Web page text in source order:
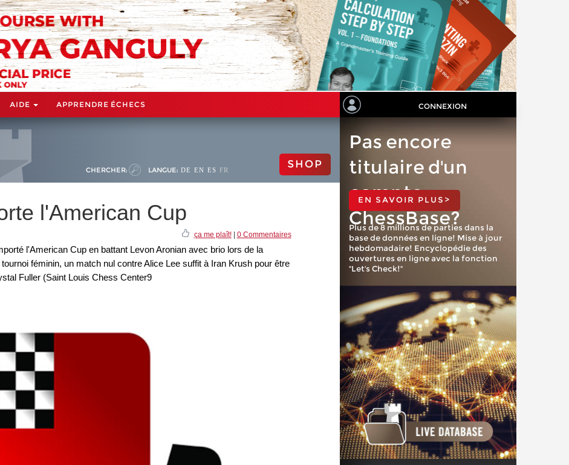
AIDE APPRENDRE ÉCHECS CONNEXION
CHERCHER: LANGUE: DE EN ES FR SHOP
l'American Cup
ça me plaît!| 0 Commentaires
l'American Cup en battant Levon Aronian avec brio lors de la
féminin, un match nul contre Alice Lee suffit à Iran Krush pour être
Fuller (Saint Louis Chess Center9
Pas encore
titulaire d'un
compte
ChessBase?
EN SAVOIR PLUS>
Plus de 8 millions de parties dans la
base de données en ligne! Mise à jour
hebdomadaire! Encyclopédie des
ouvertures en ligne avec la fonction
"Let's Check!"